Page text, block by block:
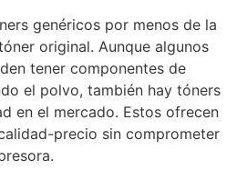
genéricos por menos de la
original. Aunque algunos
tener componentes de
el polvo, también hay tóners
en el mercado. Estos ofrecen
precio sin comprometer